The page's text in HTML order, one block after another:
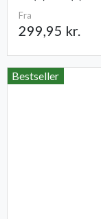
Fra
299,95 kr.
Bestseller